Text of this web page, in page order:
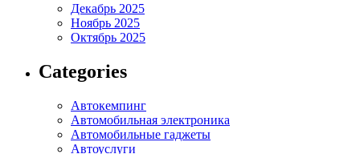
Декабрь 2025
Ноябрь 2025
Октябрь 2025
Categories
Автокемпинг
Автомобильная электроника
Автомобильные гаджеты
Автоуслуги